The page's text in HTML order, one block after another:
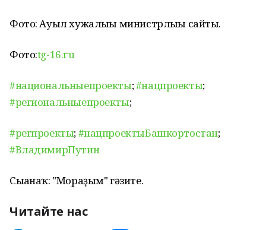
Фото: Ауыл хужалығы министрлығы сайты.
Фото:tg-16.ru
#национальныепроекты;#нацпроекты;
#региональныепроекты;
#регпроекты;#нацпроектыБашкортостан;
#ВладимирПутин
Сығанаҡ: "Мораҙым" гәзите.
Читайте нас